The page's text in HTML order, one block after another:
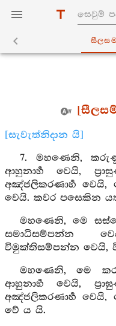
[සැවැත්නිදාන යි]
7. මහණෙනි,
ආහුනාර්‍හ වෙයි,
අඤ්ජලිකරණාර්‍හ වෙයි,
වෙයි. කවර පසෙකින
මහණෙනි, මෙ
සමාධිසම්පන්න
විමුක්තිසම්පන්න වෙයි,
මහණෙනි, මෙ
ආහුනාර්‍හ වෙයි,
අඤ්ජලිකරණාර්‍හ වෙයි,
වේ ය යි.